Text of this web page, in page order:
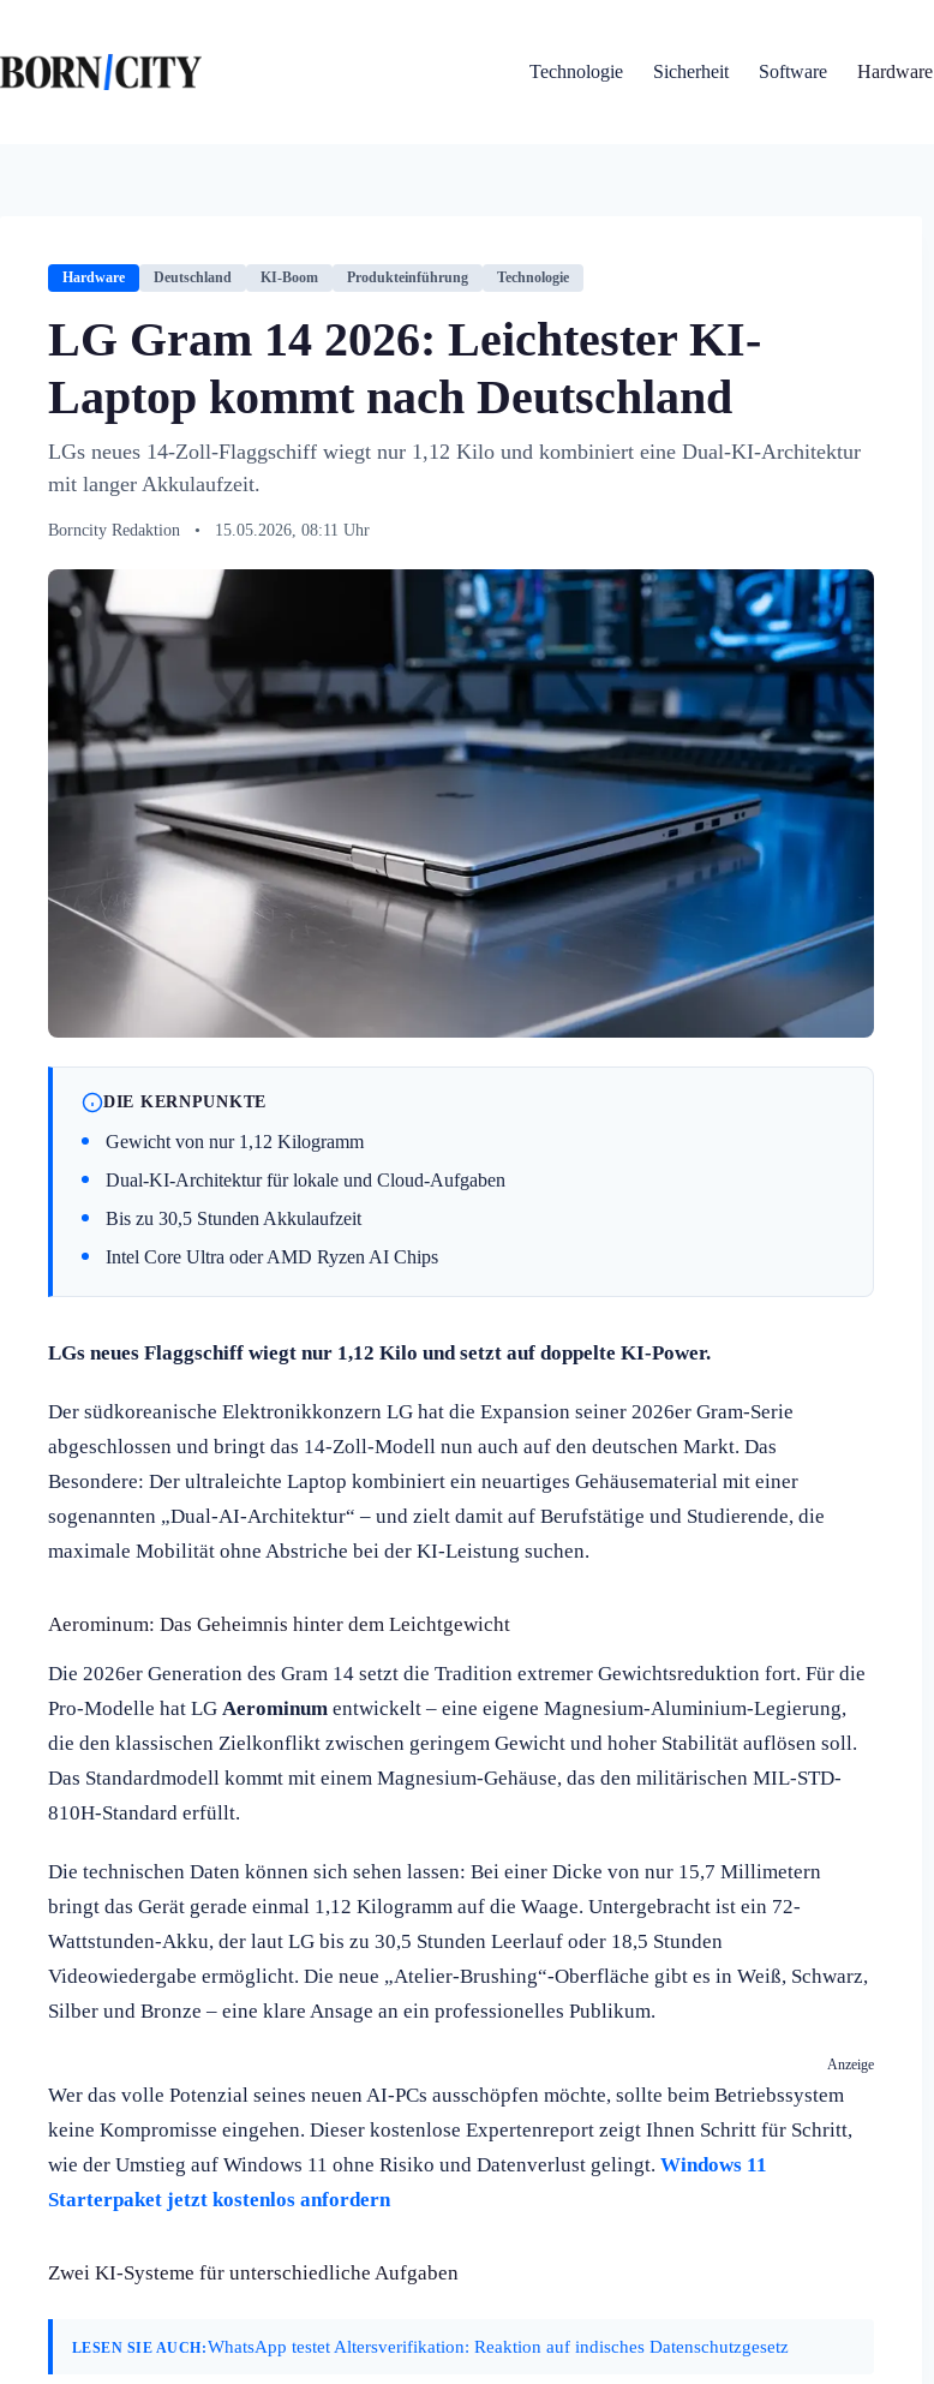
springen
Technologie
Sicherheit Software Hardware
Hardware Deutschland KI-Boom Produkteinführung Technologie
LG Gram 14 2026: Leichtester KI-
Laptop kommt nach Deutschland
LGs neues 14-Zoll-Flaggschiff wiegt nur 1,12 Kilo und kombiniert eine Dual-KI-Architektur
mit langer Akkulaufzeit.
Borncity Redaktion • 15.05.2026, 08:11 Uhr
DIE KERNPUNKTE
Gewicht von nur 1,12 Kilogramm
Dual-KI-Architektur für lokale und Cloud-Aufgaben
Bis zu 30,5 Stunden Akkulaufzeit
Intel Core Ultra oder AMD Ryzen AI Chips
LGs neues Flaggschiff wiegt nur 1,12 Kilo und setzt auf doppelte KI-Power.
Der südkoreanische Elektronikkonzern LG hat die Expansion seiner 2026er Gram-Serie
abgeschlossen und bringt das 14-Zoll-Modell nun auch auf den deutschen Markt. Das
Besondere: Der ultraleichte Laptop kombiniert ein neuartiges Gehäusematerial mit einer
sogenannten „Dual-AI-Architektur“ – und zielt damit auf Berufstätige und Studierende, die
maximale Mobilität ohne Abstriche bei der KI-Leistung suchen.
Aerominum: Das Geheimnis hinter dem Leichtgewicht
Die 2026er Generation des Gram 14 setzt die Tradition extremer Gewichtsreduktion fort. Für die
Pro-Modelle hat LG Aerominum entwickelt – eine eigene Magnesium-Aluminium-Legierung,
die den klassischen Zielkonflikt zwischen geringem Gewicht und hoher Stabilität auflösen soll.
Das Standardmodell kommt mit einem Magnesium-Gehäuse, das den militärischen MIL-STD-
810H-Standard erfüllt.
Die technischen Daten können sich sehen lassen: Bei einer Dicke von nur 15,7 Millimetern
bringt das Gerät gerade einmal 1,12 Kilogramm auf die Waage. Untergebracht ist ein 72-
Wattstunden-Akku, der laut LG bis zu 30,5 Stunden Leerlauf oder 18,5 Stunden
Videowiedergabe ermöglicht. Die neue „Atelier-Brushing“-Oberfläche gibt es in Weiß, Schwarz,
Silber und Bronze – eine klare Ansage an ein professionelles Publikum.
Anzeige
Wer das volle Potenzial seines neuen AI-PCs ausschöpfen möchte, sollte beim Betriebssystem
keine Kompromisse eingehen. Dieser kostenlose Expertenreport zeigt Ihnen Schritt für Schritt,
wie der Umstieg auf Windows 11 ohne Risiko und Datenverlust gelingt. Windows 11
Starterpaket jetzt kostenlos anfordern
Zwei KI-Systeme für unterschiedliche Aufgaben
LESEN SIE AUCH:WhatsApp testet Altersverifikation: Reaktion auf indisches Datenschutzgesetz